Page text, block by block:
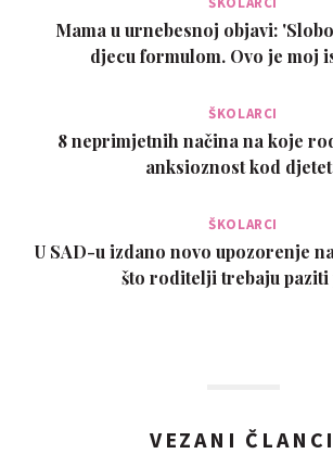
Mama u urnebesnoj objavi:
djecu formulom. Ovo je moj
ŠKOLARCI
8 neprimjetnih načina na koje
anksioznost kod
ŠKOLARCI
U SAD-u izdano novo upozorenje
što roditelji trebaju
VEZANI ČLANCI